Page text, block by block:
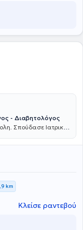
Τέλος, είναι
«Διοίκηση
- Διαβητολόγος
Σπούδασε Ιατρική
Αθηνών
Αθηνών
Σήμερα μετά από
Νοσοκομείο
Ιατρείου
Έχει
συνέδρια και
km
Κλείσε ραντεβού